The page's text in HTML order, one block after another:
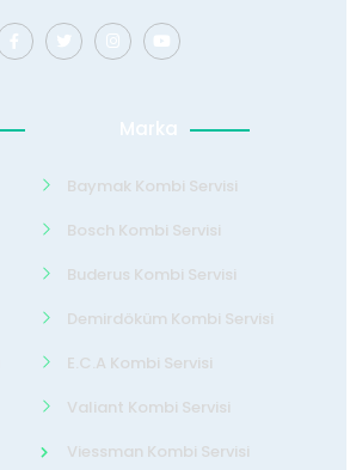
Marka
Baymak Kombi Servisi
Bosch Kombi Servisi
Buderus Kombi Servisi
Demirdöküm Kombi Servisi
E.C.A Kombi Servisi
Valiant Kombi Servisi
Viessman Kombi Servisi